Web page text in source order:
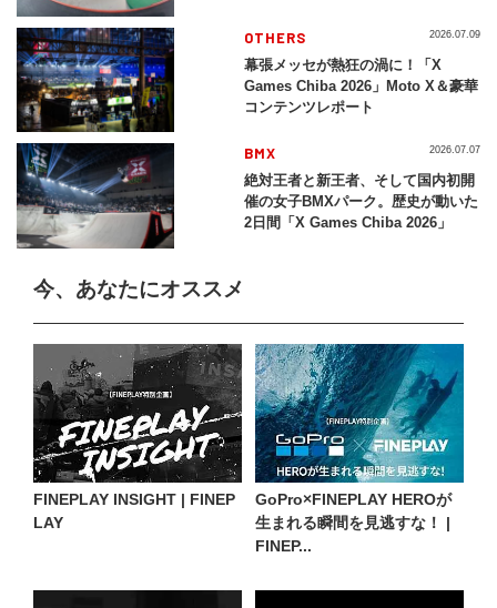
2026」
OTHERS
幕張メッセが熱狂の渦に！「X
Games Chiba 2026」Moto X＆豪華
コンテンツレポート
2026.07.09
BMX
絶対王者と新王者、そして国内初開
催の女子BMXパーク。歴史が動いた
2日間「X Games Chiba 2026」
2026.07.07
今、あなたにオススメ
FINEPLAY INSIGHT | FINEP
LAY
GoPro×FINEPLAY HEROが
生まれる瞬間を見逃すな！ |
FINEP...